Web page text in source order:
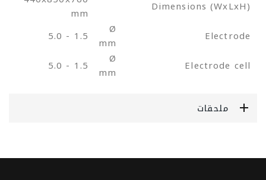
Dimensions (WxLxH)
mm
Electrode
Ø
mm
1.5 - 5.0
Electrode cell
Ø
mm
1.5 - 5.0
ملحقات